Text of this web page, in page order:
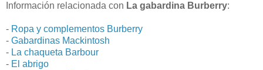
Información relacionada con La gabardina Burberry:
- Ropa y complementos Burberry
- Gabardinas Mackintosh
- La chaqueta Barbour
- El abrigo